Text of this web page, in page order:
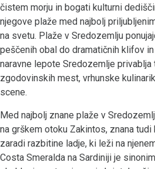
čistem morju in bogati kulturni
njegove plaže med najbolj
na svetu. Plaže v Sredozemlju
peščenih obal do dramatičnih klifov
naravne lepote Sredozemlje
zgodovinskih mest, vrhunske
scene.
Med najbolj znane plaže v
na grškem otoku Zakintos, znana tudi
zaradi razbitine ladje, ki leži na
Costa Smeralda na Sardiniji je